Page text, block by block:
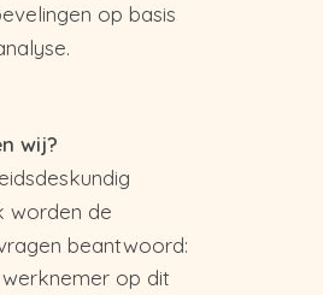
op basis
wij?
worden de
beantwoord:
werknemer op dit